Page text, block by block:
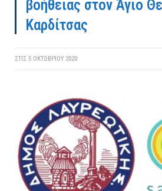
βοήθειας στον Άγιο
Καρδίτσας
ΣΤΙΣ 5 ΟΚΤΩΒΡΊΟΥ 2020